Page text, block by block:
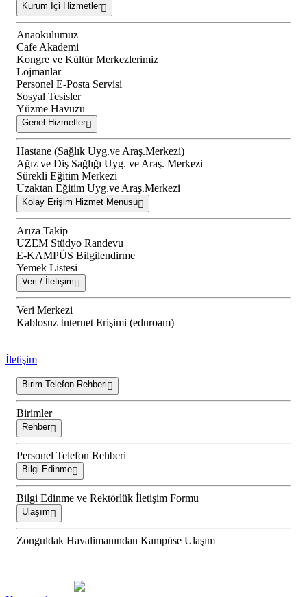
Kurum İçi Hizmetler
Anaokulumuz
Cafe Akademi
Kongre ve Kültür Merkezlerimiz
Lojmanlar
Personel E-Posta Servisi
Sosyal Tesisler
Yüzme Havuzu
Genel Hizmetler
Hastane (Sağlık Uyg.ve Araş.Merkezi)
Ağız ve Diş Sağlığı Uyg. ve Araş. Merkezi
Sürekli Eğitim Merkezi
Uzaktan Eğitim Uyg.ve Araş.Merkezi
Kolay Erişim Hizmet Menüsü
Arıza Takip
UZEM Stüdyo Randevu
E-KAMPÜS Bilgilendirme
Yemek Listesi
Veri / İletişim
Veri Merkezi
Kablosuz İnternet Erişimi (eduroam)
İletişim
Birim Telefon Rehberi
Birimler
Rehber
Personel Telefon Rehberi
Bilgi Edinme
Bilgi Edinme ve Rektörlük İletişim Formu
Ulaşım
Zonguldak Havalimanından Kampüse Ulaşım